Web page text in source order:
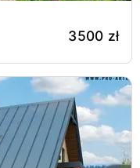
3500 zł